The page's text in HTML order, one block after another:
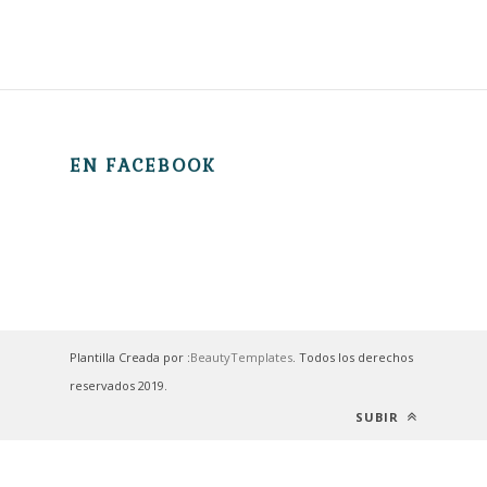
EN FACEBOOK
Plantilla Creada por :BeautyTemplates. Todos los derechos
reservados 2019.
SUBIR